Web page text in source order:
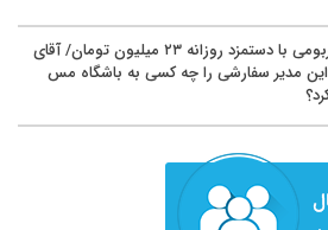
مدیر غیربومی با دستمزد روزانه ۲۳ میلیون تومان/ آقای
این مدیر سفارشی را چه کسی به باشگاه مس